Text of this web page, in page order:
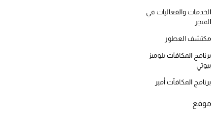
أبرز المصممين
غرفة الطعام
الديكورات والإكسسوارات
الشراشف
الحمام
الخدمات والفعاليات في
المتجر
مكتشف العطور
برنامج المكافآت بلوميز
بيوتي
برنامج المكافآت أمبر
موقع